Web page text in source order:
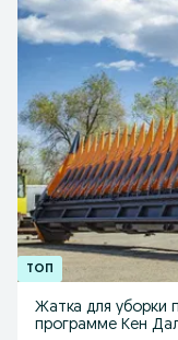
Жатка для уборки
программе Кен